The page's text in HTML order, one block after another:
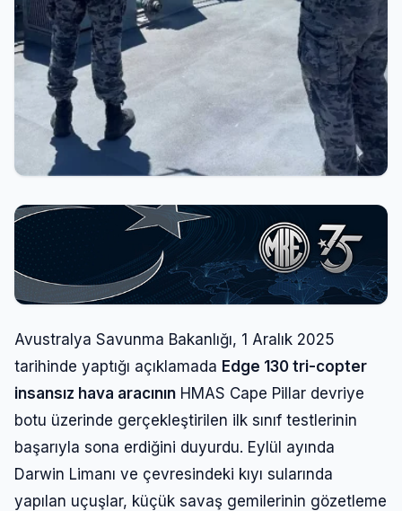
Avustralya Savunma Bakanlığı, 1 Aralık 2025
tarihinde yaptığı açıklamada Edge 130 tri-copter
insansız hava aracının HMAS Cape Pillar devriye
botu üzerinde gerçekleştirilen ilk sınıf testlerinin
başarıyla sona erdiğini duyurdu. Eylül ayında
Darwin Limanı ve çevresindeki kıyı sularında
yapılan uçuşlar, küçük savaş gemilerinin gözetleme